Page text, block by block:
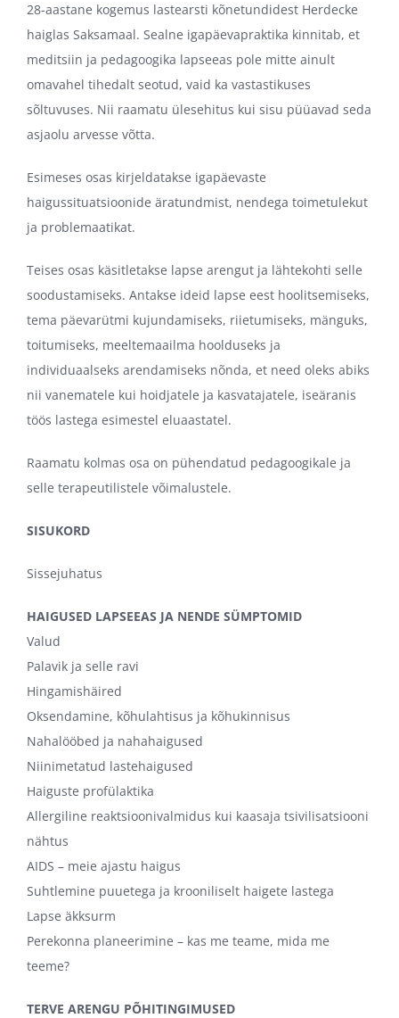
28-aastane kogemus lastearsti kõnetundidest Herdecke
haiglas Saksamaal. Sealne igapäevapraktika kinnitab, et
meditsiin ja pedagoogika lapseeas pole mitte ainult
omavahel tihedalt seotud, vaid ka vastastikuses
sõltuvuses. Nii raamatu ülesehitus kui sisu püüavad seda
asjaolu arvesse võtta.
Esimeses osas kirjeldatakse igapäevaste
haigussituatsioonide äratundmist, nendega toimetulekut
ja problemaatikat.
Teises osas käsitletakse lapse arengut ja lähtekohti selle
soodustamiseks. Antakse ideid lapse eest hoolitsemiseks,
tema päevarütmi kujundamiseks, riietumiseks, mänguks,
toitumiseks, meeltemaailma hoolduseks ja
individuaalseks arendamiseks nõnda, et need oleks abiks
nii vanematele kui hoidjatele ja kasvatajatele, iseäranis
töös lastega esimestel eluaastatel.
Raamatu kolmas osa on pühendatud pedagoogikale ja
selle terapeutilistele võimalustele.
SISUKORD
Sissejuhatus
HAIGUSED LAPSEEAS JA NENDE SÜMPTOMID
Valud
Palavik ja selle ravi
Hingamishäired
Oksendamine, kõhulahtisus ja kõhukinnisus
Nahalööbed ja nahahaigused
Niinimetatud lastehaigused
Haiguste profülaktika
Allergiline reaktsioonivalmidus kui kaasaja tsivilisatsiooni
nähtus
AIDS – meie ajastu haigus
Suhtlemine puuetega ja krooniliselt haigete lastega
Lapse äkksurm
Perekonna planeerimine – kas me teame, mida me
teeme?
TERVE ARENGU PÕHITINGIMUSED